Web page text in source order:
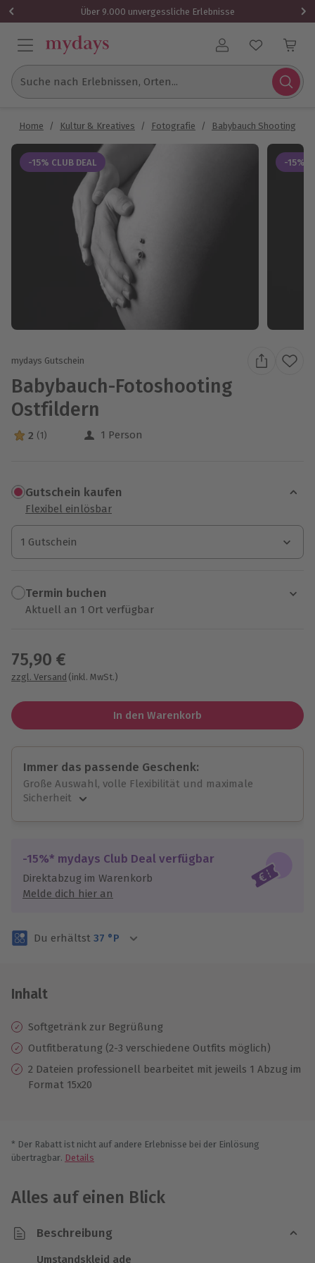
Über 9.000 unvergessliche Erlebnisse
Benutzerkonto
Suche nach Erlebnissen, Orten...
Home / Kultur & Kreatives / Fotografie / Babybauch Shooting
-15% CLUB DEAL -15%
mydays Gutschein
Babybauch-Fotoshooting
Ostfildern
2 Sterne von 5 aus 1 Bewertungen
2 (1) 1 Person
Gutschein kaufen
Flexibel einlösbar
1 Gutschein
1 Gutschein
1 Gutschein
Termin buchen
Aktuell an 1 Ort verfügbar
75,90 €
zzgl. Versand (inkl. MwSt.)
In den Warenkorb
Immer das passende Geschenk:
Große Auswahl, volle Flexibilität und maximale
Sicherheit
Jeder Gutschein für alle Erlebnisse einlösbar.
Maximale Sicherheit
3 Jahre gültig & verlängerbar.
-15%* mydays Club Deal verfügbar
Direktabzug im Warenkorb
Melde dich hier an
Du erhältst 37 °P
Inhalt
Softgetränk zur Begrüßung
Outfitberatung (2-3 verschiedene Outfits möglich)
2 Dateien professionell bearbeitet mit jeweils 1 Abzug im
Format 15x20
* Der Rabatt ist nicht auf andere Erlebnisse bei der Einlösung
übertragbar. Details
Alles auf einen Blick
Beschreibung
Umstandskleid ade